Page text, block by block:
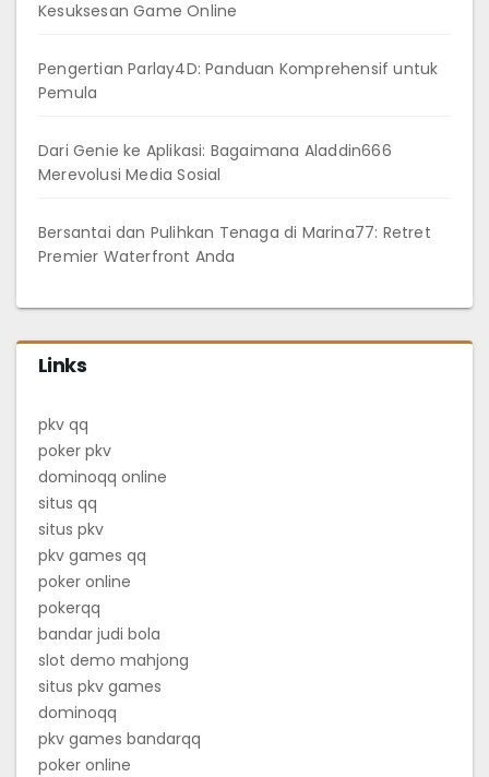
Kesuksesan Game Online
Pengertian Parlay4D: Panduan Komprehensif untuk
Pemula
Dari Genie ke Aplikasi: Bagaimana Aladdin666
Merevolusi Media Sosial
Bersantai dan Pulihkan Tenaga di Marina77: Retret
Premier Waterfront Anda
Links
pkv qq
poker pkv
dominoqq online
situs qq
situs pkv
pkv games qq
poker online
pokerqq
bandar judi bola
slot demo mahjong
situs pkv games
dominoqq
pkv games bandarqq
poker online